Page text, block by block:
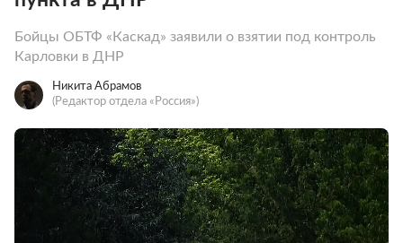
Бойцы ОБТФ «Каскад» заявили о взятии под контроль
Карловки в ДНР
Никита Абрамов
(Редактор отдела «Россия»)